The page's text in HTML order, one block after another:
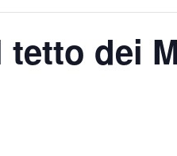
tetto dei